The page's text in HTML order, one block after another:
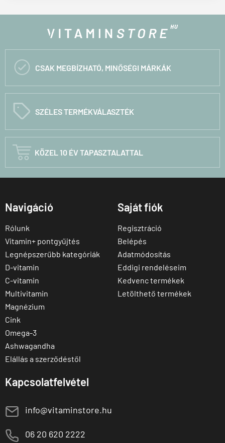
 CSAK MEGBÍZHATÓ, MINŐSÉGI MÁRKÁK
C SZÉLES TERMÉKVÁLASZTÉK
 KÖZEL 10 ÉV TAPASZTALATTAL
Navigáció
Rólunk
Vitamin+ pontgyűjtés
Legnépszerűbb kategóriák
D-vitamin
C-vitamin
Multivitamin
Magnézium
Cink
Omega-3
Ashwagandha
Elállás a szerződéstől
Saját fiók
Regisztráció
Belépés
Adatmódosítás
Eddigi rendeléseim
Kedvenc termékek
Letölthető termékek
Kapcsolatfelvétel
E info@vitaminstore.hu
M 06 20 620 2222